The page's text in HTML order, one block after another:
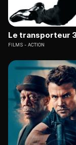
Le transporteur
FILMS ACTION